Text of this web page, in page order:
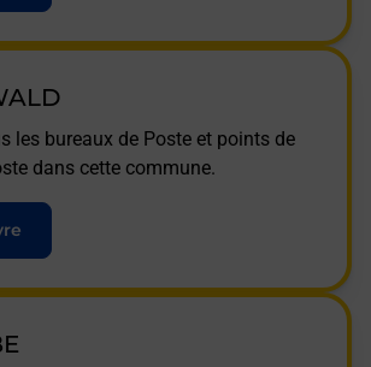
les bureaux de Poste et points de
dans cette commune.